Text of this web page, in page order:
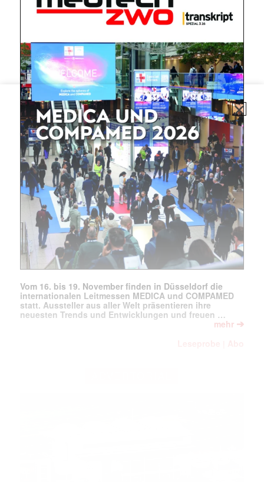
✕
Vom 16. bis 19. November finden in Düsseldorf die
internationalen Leitmessen MEDICA und COMPAMED
statt. Aussteller aus aller Welt präsentieren ihre
neuesten Trends und Entwicklungen und freuen …
mehr ➔